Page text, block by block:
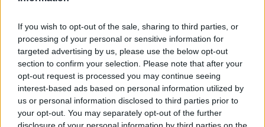
If you wish to opt-out of the sale, sharing to third parties, or
processing of your personal or sensitive information for
targeted advertising by us, please use the below opt-out
section to confirm your selection. Please note that after your
opt-out request is processed you may continue seeing
interest-based ads based on personal information utilized by
us or personal information disclosed to third parties prior to
your opt-out. You may separately opt-out of the further
παράγεται στα επινεφρίδια, για να βοηθήσει το σώμα να
ρυθμίσει την αρτηριακή πίεση.
Η βλάβη των νεφρών και η ανεξέλεγκτη υπέρταση
συμβάλλουν σε ένα αρνητικό ντόμινο. Καθώς ολοένα και
περισσότερες αρτηρίες μπλοκάρονται και σταματούν να
λειτουργούν, τα νεφρά τελικά αποτυγχάνουν.